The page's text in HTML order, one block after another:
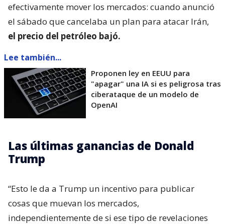
efectivamente mover los mercados: cuando anunció
el sábado que cancelaba un plan para atacar Irán,
el precio del petróleo bajó.
Lee también...
Proponen ley en EEUU para
"apagar" una IA si es peligrosa tras
ciberataque de un modelo de
OpenAI
Las últimas ganancias de Donald
Trump
“Esto le da a Trump un incentivo para publicar
cosas que muevan los mercados,
independientemente de si ese tipo de revelaciones